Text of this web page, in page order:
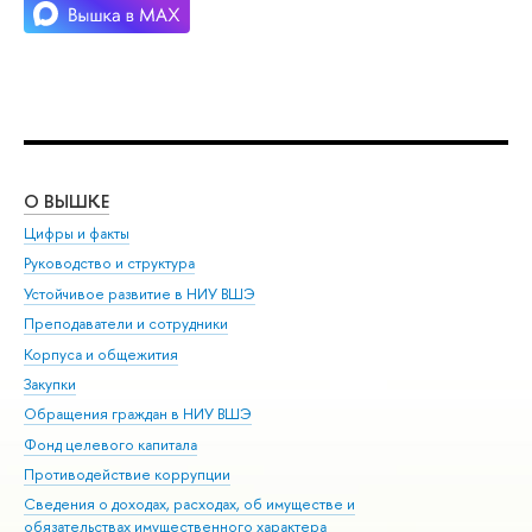
О ВЫШКЕ
Цифры и факты
Руководство и структура
Устойчивое развитие в НИУ ВШЭ
Преподаватели и сотрудники
Корпуса и общежития
Закупки
Обращения граждан в НИУ ВШЭ
Фонд целевого капитала
Противодействие коррупции
Сведения о доходах, расходах, об имуществе и
обязательствах имущественного характера